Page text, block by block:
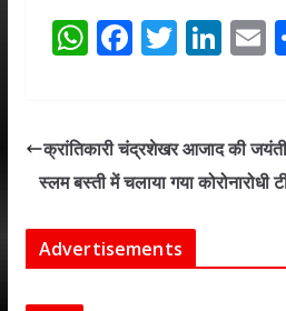
W
s
A
p
F
b
o
k
T
er
Li
e
dI
E
l
क्रांतिकारी चंद्रशेखर आजाद की
स्लम बस्ती में चलाया गया कोरोनारोधी
Advertisements